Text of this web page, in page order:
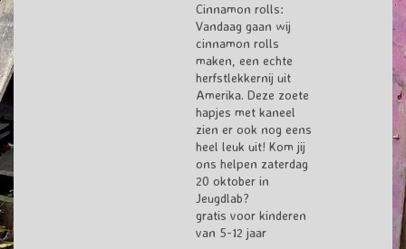
Cinnamon rolls:
Vandaag gaan wij
cinnamon rolls
maken, een echte
herfstlekkernij uit
Amerika. Deze zoete
hapjes met kaneel
zien er ook nog eens
heel leuk uit! Kom jij
ons helpen zaterdag
20 oktober in
Jeugdlab?
gratis voor kinderen
van 5-12 jaar